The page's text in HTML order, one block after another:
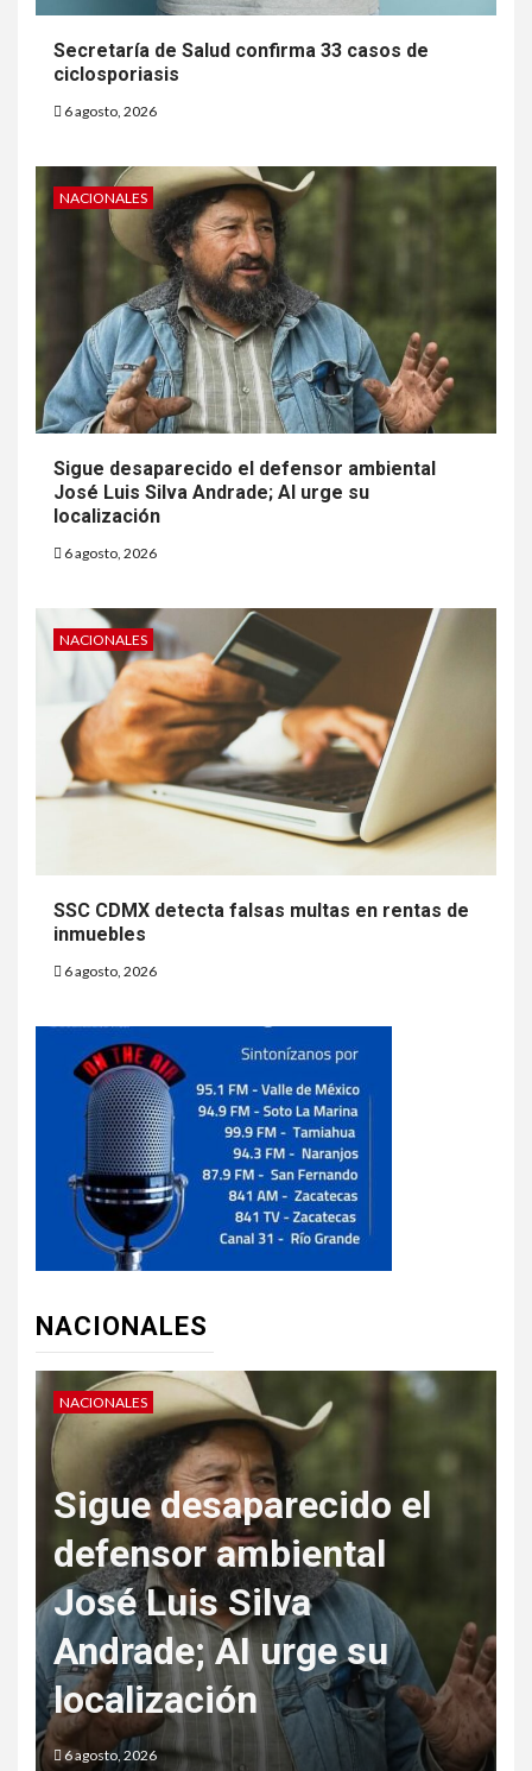
Secretaría de Salud confirma 33 casos de
ciclosporiasis
6 agosto, 2026
NACIONALES
Sigue desaparecido el defensor ambiental
José Luis Silva Andrade; AI urge su
localización
6 agosto, 2026
NACIONALES
SSC CDMX detecta falsas multas en rentas de
inmuebles
6 agosto, 2026
NACIONALES
el
su
NACIONALES
SSC CDMX detecta
falsas multas en
de inmuebles
6 agosto, 2026